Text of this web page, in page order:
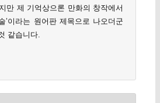
만 제 기억상으론 만화의 창작에서
’이라는 원어판 제목으로 나오더군
같습니다.